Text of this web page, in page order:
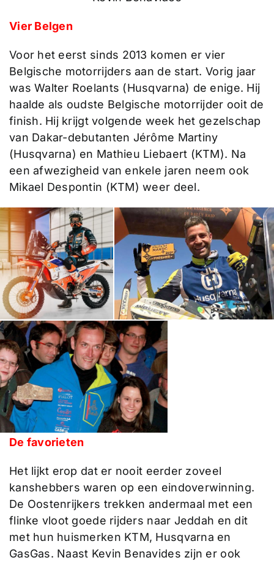
Vier Belgen
Voor het eerst sinds 2013 komen er vier
Belgische motorrijders aan de start. Vorig jaar
was Walter Roelants (Husqvarna) de enige. Hij
haalde als oudste Belgische motorrijder ooit de
finish. Hij krijgt volgende week het gezelschap
van Dakar-debutanten Jérôme Martiny
(Husqvarna) en Mathieu Liebaert (KTM). Na
een afwezigheid van enkele jaren neem ook
Mikael Despontin (KTM) weer deel.
De favorieten
Het lijkt erop dat er nooit eerder zoveel
kanshebbers waren op een eindoverwinning.
De Oostenrijkers trekken andermaal met een
flinke vloot goede rijders naar Jeddah en dit
met hun huismerken KTM, Husqvarna en
GasGas. Naast Kevin Benavides zijn er ook